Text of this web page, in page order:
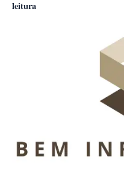
leitura